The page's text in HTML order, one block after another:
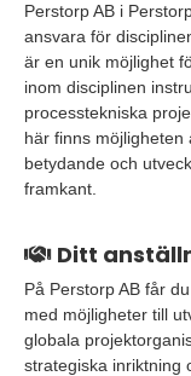
Perstorp AB i
ansvara för
är en unik möjlighet
inom disciplinen
processtekniska
här finns möjligheten
betydande och
framkant.
Ditt
På Perstorp AB får
med möjligheter till
globala
strategiska inriktning